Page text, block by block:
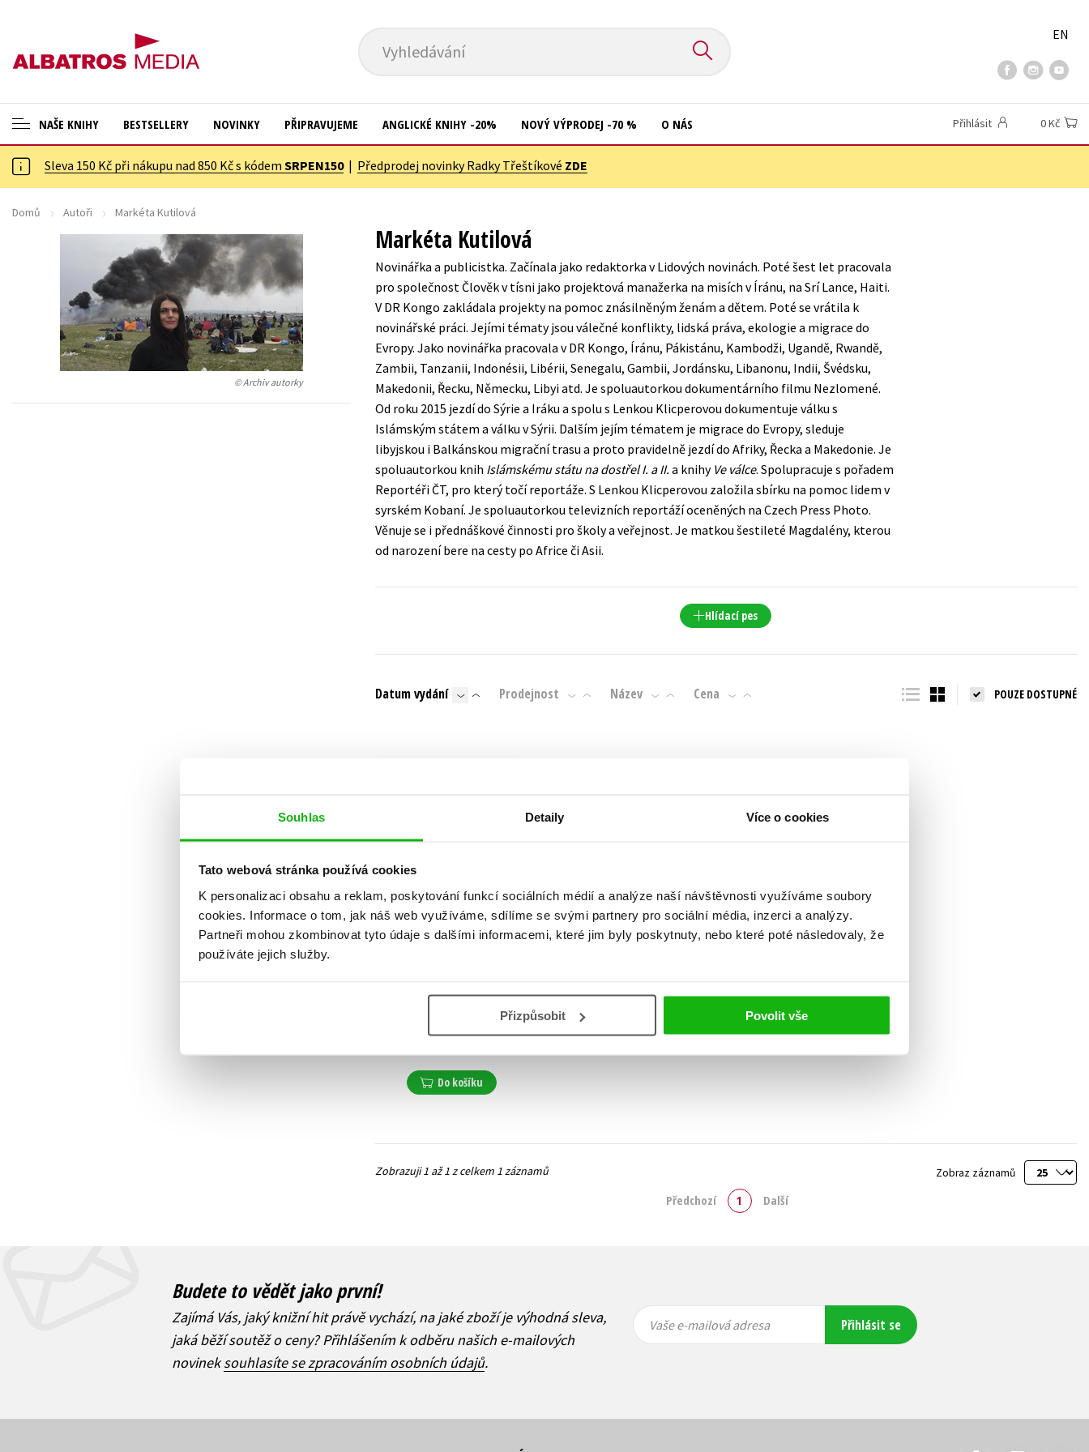
Souhlas Detaily Více o cookies
Tato webová stránka používá cookies
K personalizaci obsahu a reklam, poskytování funkcí sociálních médií a analýze naší návštěvnosti využíváme soubory
cookies. Informace o tom, jak náš web využíváme, sdílíme se svými partnery pro sociální média, inzerci a analýzy.
Partneři mohou zkombinovat tyto údaje s dalšími informacemi, které jim byly poskytnuty, nebo které poté následovaly, že
používáte jejich služby.
Přizpůsobit Povolit vše
Vyhledávání
EN
NAŠE KNIHY
ANGLICKÉ KNIHY -20 %
NOVÝ VÝPRODEJ -70 %
KNIHY S DÁRKEM
ASTERIX S DÁRKEM
🎁DÁRKOVÉ PUBLIKACE
✉️ DÁRKOVÉ POUKAZY
Auto - moto
Beletrie pro děti
Cestování
Dárkové zboží
Digitální fotografie
Esoterika a duchovní svět
Historie a military
Hobby
New Adult
Ostatní
Počítače
Poezie
Populárně - naučná pro dospělé
Populárně - naučné pro děti
Předškoláci
Učebnice
Umění a kultura
Výchova a pedagogika
Young adult
Young adult (SK)
Zahraniční literatura
Zdraví a životní styl
Všechny tituly
BESTSELLERY NOVINKY PŘIPRAVUJEME ANGLICKÉ KNIHY -20% NOVÝ VÝPRODEJ -70 % O NÁS Přihlásit 0 Kč
Sleva 150 Kč při nákupu nad 850 Kč s kódem SRPEN150| Předprodej novinky Radky Třeštíkové ZDE
Domů Autoři Markéta Kutilová
© Archiv autorky
Markéta Kutilová
Novinářka a publicistka. Začínala jako redaktorka v Lidových novinách. Poté šest let pracovala
pro společnost Člověk v tísni jako projektová manažerka na misích v Íránu, na Srí Lance, Haiti.
V DR Kongo zakládala projekty na pomoc znásilněným ženám a dětem. Poté se vrátila k
novinářské práci. Jejími tématy jsou válečné konflikty, lidská práva, ekologie a migrace do
Evropy. Jako novinářka pracovala v DR Kongo, Íránu, Pákistánu, Kambodži, Ugandě, Rwandě,
Zambii, Tanzanii, Indonésii, Libérii, Senegalu, Gambii, Jordánsku, Libanonu, Indii, Švédsku,
Makedonii, Řecku, Německu, Libyi atd. Je spoluautorkou dokumentárního filmu Nezlomené.
Od roku 2015 jezdí do Sýrie a Iráku a spolu s Lenkou Klicperovou dokumentuje válku s
Islámským státem a válku v Sýrii. Dalším jejím tématem je migrace do Evropy, sleduje
libyjskou i Balkánskou migrační trasu a proto pravidelně jezdí do Afriky, Řecka a Makedonie. Je
spoluautorkou knih Islámskému státu na dostřel I. a II. a knihy Ve válce. Spolupracuje s pořadem
Reportéři ČT, pro který točí reportáže. S Lenkou Klicperovou založila sbírku na pomoc lidem v
syrském Kobaní. Je spoluautorkou televizních reportáží oceněných na Czech Press Photo.
Věnuje se i přednáškové činnosti pro školy a veřejnost. Je matkou šestileté Magdalény, kterou
od narození bere na cesty po Africe či Asii.
Hlídací pes
Datum vydání Prodejnost Název Cena POUZE DOSTUPNÉ
Válka je mým osudem
Do košíku
Zobraz záznamů
Zobrazuji 1 až 1 z celkem 1 záznamů
Předchozí 1 Další
Budete to vědět jako první!
Zajímá Vás, jaký knižní hit právě vychází, na jaké zboží je výhodná sleva,
jaká běží soutěž o ceny? Přihlášením k odběru našich e-mailových
novineksouhlasíte se zpracováním osobních údajů.
Vaše e-
mailová
Vaše e-
mailová
Vaše e-mailová adresa Přihlásit se